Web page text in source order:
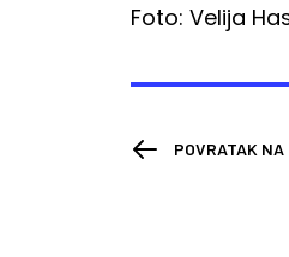
Foto: Velija
POVRATAK NA